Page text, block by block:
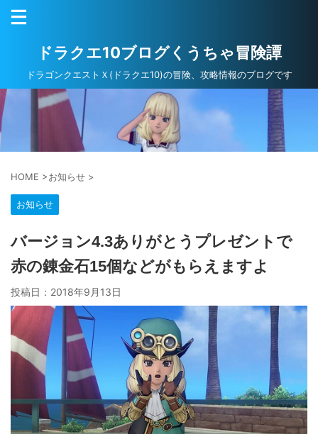
ドラクエ10ブログくうちゃ冒険譚
ドラゴンクエストＸ(ドラクエ10)の冒険、攻略情報のブログです
HOME >お知らせ >
お知らせ
バージョン4.3ありがとうプレゼントで
赤の錬金石15個などがもらえますよ
投稿日： 2018年9月13日